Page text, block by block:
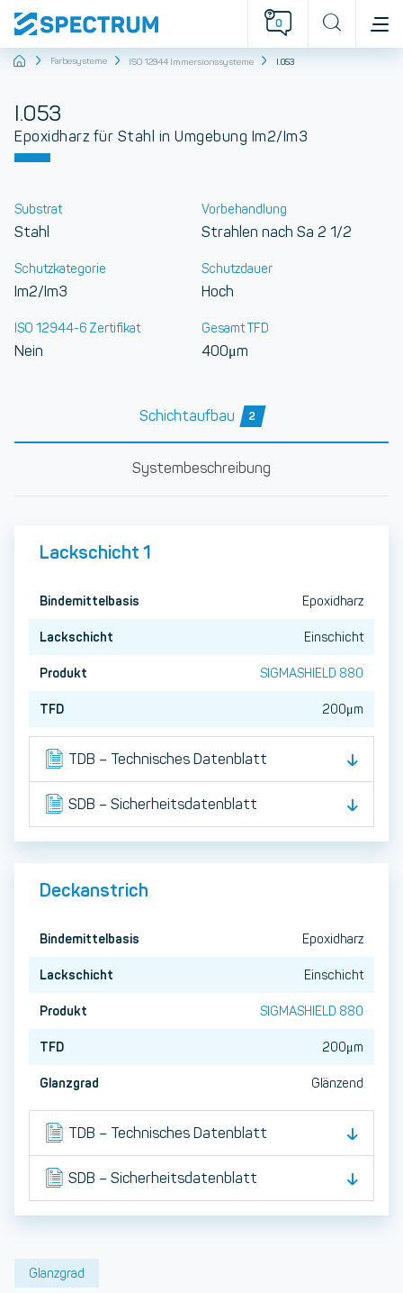
0
StartseiteFarbesysteme ISO 12944 Immersionssysteme I.053
I.053
Epoxidharz für Stahl in Umgebung Im2/Im3
Substrat
Stahl
Vorbehandlung
Strahlen nach Sa 2 1/2
Schutzkategorie
Im2/Im3
Schutzdauer
Hoch
ISO 12944-6 Zertifikat
Nein
Gesamt TFD
400μm
Schichtaufbau 2
Systembeschreibung
Lackschicht 1
Bindemittelbasis Epoxidharz
Lackschicht Einschicht
Produkt SIGMASHIELD 880
TFD 200μm
TDB – Technisches Datenblatt
SDB – Sicherheitsdatenblatt
Deckanstrich
Bindemittelbasis Epoxidharz
Lackschicht Einschicht
Produkt SIGMASHIELD 880
TFD 200μm
Glanzgrad Glänzend
TDB – Technisches Datenblatt
SDB – Sicherheitsdatenblatt
Glanzgrad